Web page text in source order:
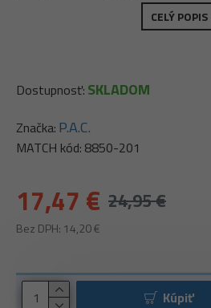
CELÝ POPIS
17,47 € 24,95 €
Bez DPH: 14,20 €
Dostupnosť: SKLADOM
Značka: P.A.C.
MATCH kód: 8850-201
Kúpiť